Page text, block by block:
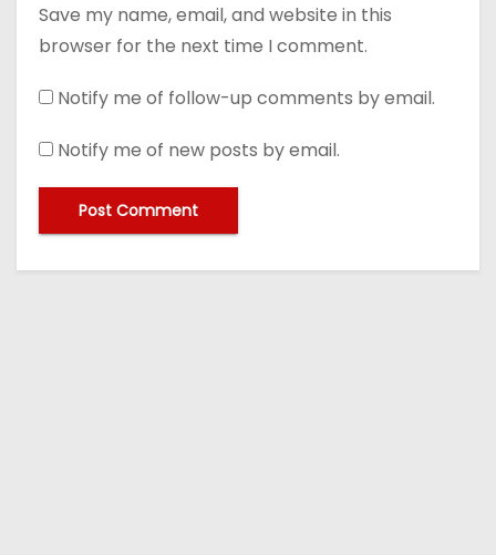
Save my name, email, and website in this
browser for the next time I comment.
Notify me of follow-up comments by email.
Notify me of new posts by email.